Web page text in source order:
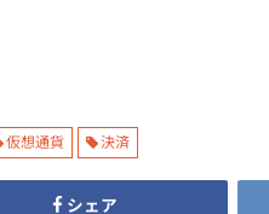
仮想通貨 決済
シェア